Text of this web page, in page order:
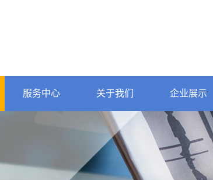
服务中心 关于我们 企业展示